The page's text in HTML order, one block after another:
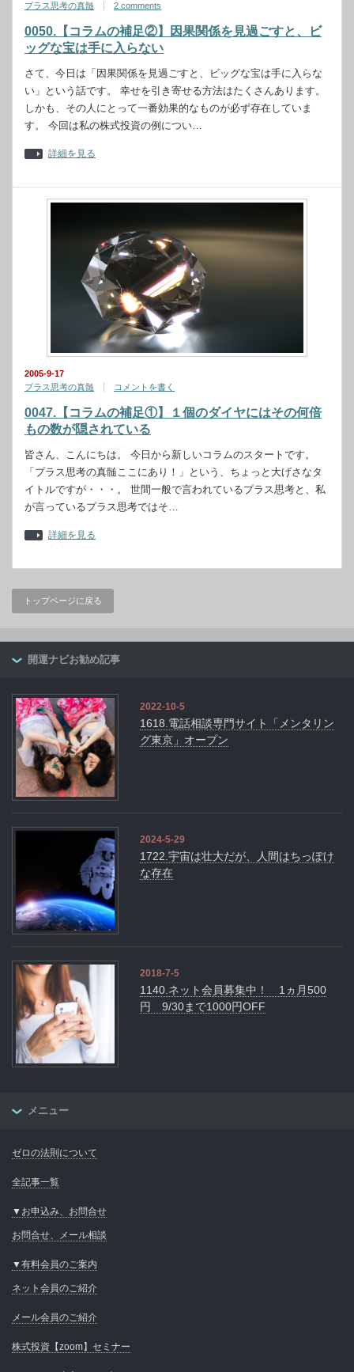
プラス思考の真髄
2 comments
0050.【コラムの補足②】因果関係を見過ごすと、ビ
ッグな宝は手に入らない
さて、今日は「因果関係を見過ごすと、ビッグな宝は手に入らな
い」という話です。 幸せを引き寄せる方法はたくさんあります。
しかも、その人にとって一番効果的なものが必ず存在していま
す。 今回は私の株式投資の例につい…
詳細を見る
2005-9-17
プラス思考の真髄
コメントを書く
0047.【コラムの補足①】１個のダイヤにはその何倍
もの数が隠されている
皆さん、こんにちは。 今日から新しいコラムのスタートです。
「プラス思考の真髄ここにあり！」という、ちょっと大げさなタ
イトルですが・・・。 世間一般で言われているプラス思考と、私
が言っているプラス思考ではそ…
詳細を見る
トップページに戻る
開運ナビお勧め記事
2022-10-5
1618.電話相談専門サイト「メンタリン
グ東京」オープン
2024-5-29
1722.宇宙は壮大だが、人間はちっぽけ
な存在
2018-7-5
1140.ネット会員募集中！ 1ヵ月500
円 9/30まで1000円OFF
メニュー
ゼロの法則について
全記事一覧
▼お申込み、お問合せ
お問合せ、メール相談
▼有料会員のご案内
ネット会員のご紹介
メール会員のご紹介
株式投資【zoom】セミナー